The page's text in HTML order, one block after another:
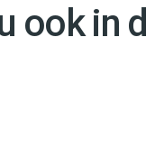
ook in